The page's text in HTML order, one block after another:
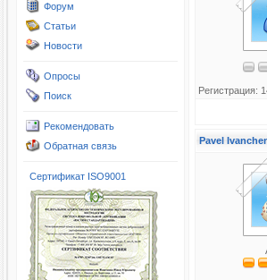
Форум
Статьи
Новости
Опросы
Поиск
Рекомендовать
Обратная связь
Сертификат ISO9001
Регистрация:
Pavel